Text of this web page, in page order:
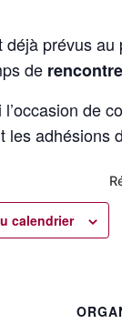
déjà prévus
de
de
les adhésions
calendrier